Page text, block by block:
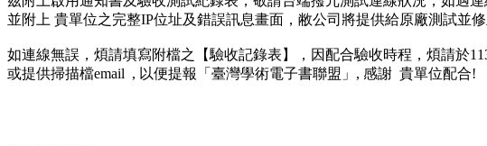
並附上 貴單位之完整IP位址及錯誤訊息畫面，敝公司將提供給原廠測試並修
如連線無誤，煩請填寫附檔之【驗收記錄表】，因配合驗收時程，煩請於
或提供掃描檔email , 以便提報「臺灣學術電子書聯盟」, 感謝 貴單位配合!